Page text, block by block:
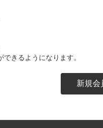
きるようになります。